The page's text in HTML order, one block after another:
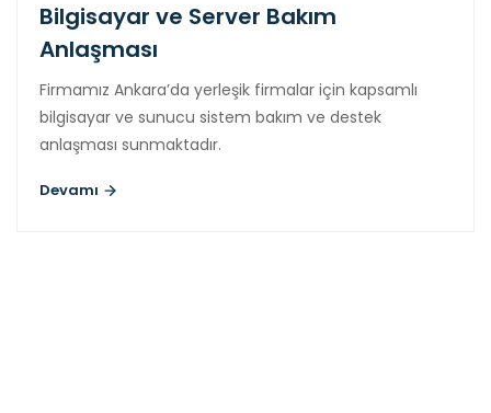
Bilgisayar ve Server Bakım
Anlaşması
Firmamız Ankara’da yerleşik firmalar için kapsamlı
bilgisayar ve sunucu sistem bakım ve destek
anlaşması sunmaktadır.
Devamı